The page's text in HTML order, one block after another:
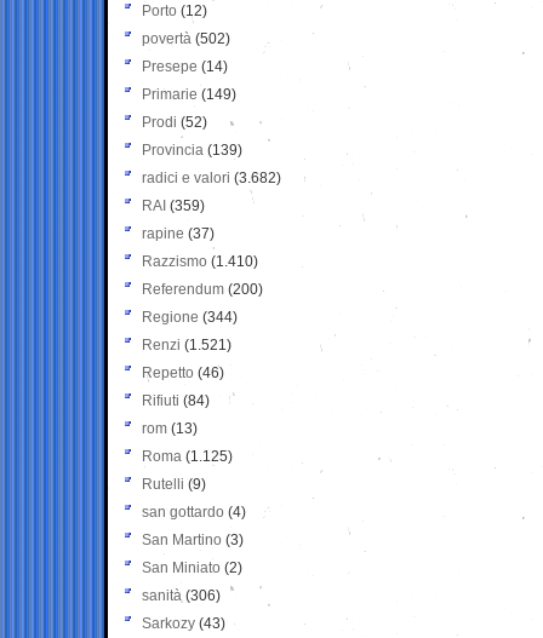
Porto (12)
povertà (502)
Presepe (14)
Primarie (149)
Prodi (52)
Provincia (139)
radici e valori (3.682)
RAI (359)
rapine (37)
Razzismo (1.410)
Referendum (200)
Regione (344)
Renzi (1.521)
Repetto (46)
Rifiuti (84)
rom (13)
Roma (1.125)
Rutelli (9)
san gottardo (4)
San Martino (3)
San Miniato (2)
sanità (306)
Sarkozy (43)